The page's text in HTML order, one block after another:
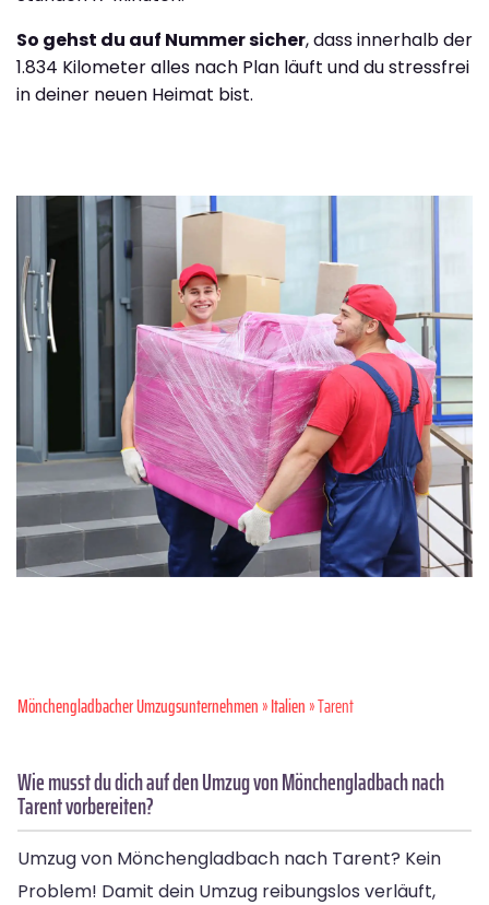
So gehst du auf Nummer sicher, dass innerhalb der
1.834 Kilometer alles nach Plan läuft und du stressfrei
in deiner neuen Heimat bist.
Mönchen­gladbacher Umzugsunternehmen»Italien» Tarent
Wie musst du dich auf den Umzug von Mönchengladbach nach
Tarent vorbereiten?
Umzug von Mönchengladbach nach Tarent? Kein
Problem! Damit dein Umzug reibungslos verläuft,